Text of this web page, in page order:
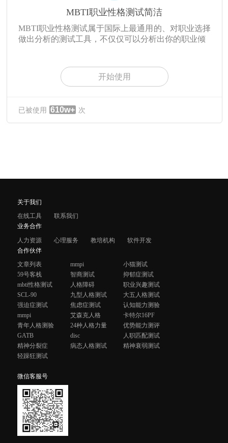
MBTI职业性格测试简洁
MBTI职业性格测试属于国际上最通用的、对职业选择
做出分析的测试工具，不仅仅可以分析出你的职业倾
开始使用
已被使用 610w+ 次
关于我们
在线工具
联系我们
业务合作
人力资源
心理服务 教培机构
软件开发
合作伙伴
文章列表
mmpi
小猫测试
59号客栈
智商测试
抑郁症测试
mbti性格测试
人格障碍
职业兴趣测试
SCL-90
九型人格测试
大五人格测试
强迫症测试
焦虑症测试
认知能力测验
mmpi
艾森克人格
卡特尔16PF
青年人格测验
24种人格力量
优势能力测评
GATB
disc
人职匹配测试
精神分裂症
病态人格测试
精神衰弱测试
轻躁狂测试
微信客服号